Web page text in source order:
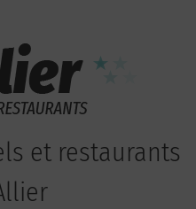
et restaurants